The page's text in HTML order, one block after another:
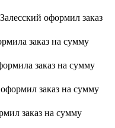
оформил заказ
заказ на сумму
заказ на сумму
заказ на сумму
заказ на сумму